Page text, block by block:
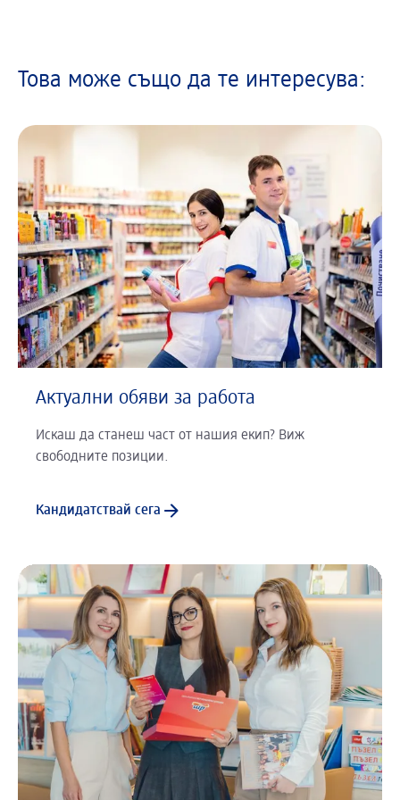
Това може също да те интересува:
Актуални обяви за работа
Искаш да станеш част от нашия екип? Виж
свободните позиции.
Кандидатствай сега